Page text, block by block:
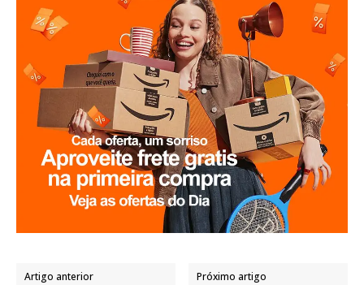
Artigo anterior Próximo artigo